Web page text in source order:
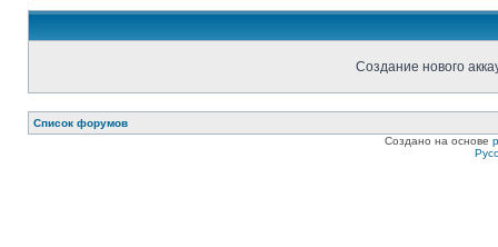
Создание нового
Список форумов
Создано на основе